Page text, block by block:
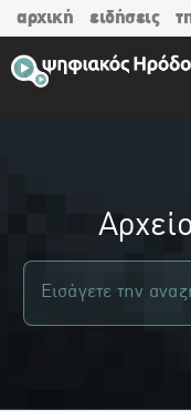
αρχική ειδήσεις